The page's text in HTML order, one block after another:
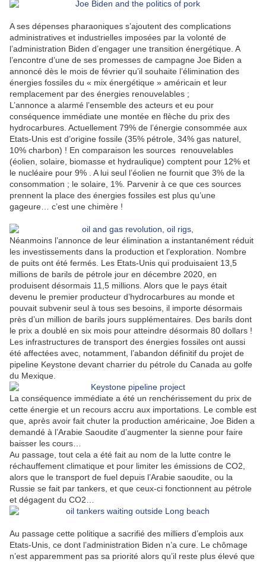
A ses dépenses pharaoniques s’ajoutent des complications
administratives et industrielles imposées par la volonté de
l’administration Biden d’engager une transition énergétique. A
l’encontre d’une de ses promesses de campagne Joe Biden a
annoncé dès le mois de février qu’il souhaite l’élimination des
énergies fossiles du « mix énergétique » américain et leur
remplacement par des énergies renouvelables ;
L’annonce a alarmé l’ensemble des acteurs et eu pour
conséquence immédiate une montée en flèche du prix des
hydrocarbures. Actuellement 79% de l’énergie consommée aux
Etats-Unis est d’origine fossile (35% pétrole, 34% gas naturel,
10% charbon) ! En comparaison les sources renouvelables
(éolien, solaire, biomasse et hydraulique) comptent pour 12% et
le nucléaire pour 9% . A lui seul l’éolien ne fournit que 3% de la
consommation ; le solaire, 1%. Parvenir à ce que ces sources
prennent la place des énergies fossiles est plus qu’une
gageure… c’est une chimère !
Néanmoins l’annonce de leur élimination a instantanément réduit
les investissements dans la production et l’exploration. Nombre
de puits ont été fermés. Les Etats-Unis qui produisaient 13,5
millions de barils de pétrole jour en décembre 2020, en
produisent désormais 11,5 millions. Alors que le pays était
devenu le premier producteur d’hydrocarbures au monde et
pouvait subvenir seul à tous ses besoins, il importe désormais
près d’un million de barils jours supplémentaires. Des barils dont
le prix a doublé en six mois pour atteindre désormais 80 dollars !
Les infrastructures de transport des énergies fossiles ont aussi
été affectées avec, notamment, l’abandon définitif du projet de
pipeline Keystone devant charrier du pétrole du Canada au golfe
du Mexique.
La conséquence immédiate a été un renchérissement du prix de
cette énergie et un recours accru aux importations. Le comble est
que, après avoir fait chuter la production américaine, Joe Biden a
demandé à l’Arabie Saoudite d’augmenter la sienne pour faire
baisser les cours…
Au passage, tout cela a été fait au nom de la lutte contre le
réchauffement climatique et pour limiter les émissions de CO2,
alors que le transport de fuel depuis l’Arabie saoudite, ou la
Russie se fait par tankers, et que ceux-ci fonctionnent au pétrole
et dégagent du CO2…
Au passage cette politique a sacrifié des milliers d’emplois aux
Etats-Unis, ce dont l’administration Biden n’a cure. Le chômage
n’est apparemment pas sa priorité alors qu’il reste plus élevé que